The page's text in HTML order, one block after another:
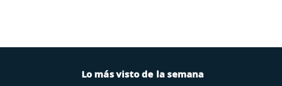
Lo más visto de la semana